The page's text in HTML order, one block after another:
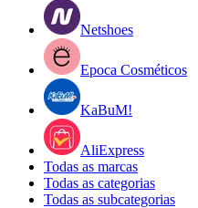
Netshoes
Epoca Cosméticos
KaBuM!
AliExpress
Todas as marcas
Todas as categorias
Todas as subcategorias